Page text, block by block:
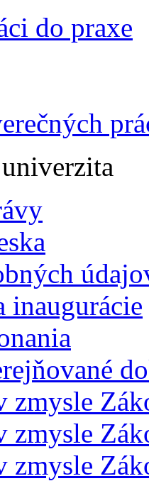
do praxe
inaugurácie
zmysle
zmysle
zmysle